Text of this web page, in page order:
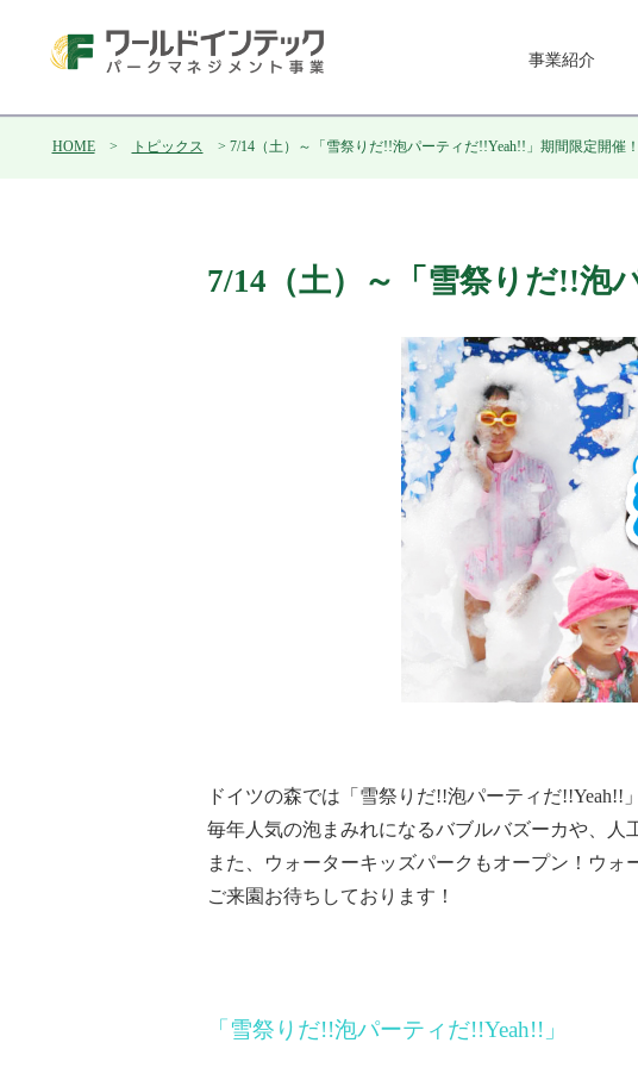
事業紹介
HOME> トピックス > 7/14（土）～「雪祭りだ!!泡パーティだ!!Yeah!!」期間限定開催！
7/14（土）～「雪祭りだ!!泡
ドイツの森では「雪祭りだ!!泡パーティだ!!Yeah!!
毎年人気の泡まみれになるバブルバズーカや、人
また、ウォーターキッズパークもオープン！ウ
ご来園お待ちしております！
「雪祭りだ!!泡パーティだ!!Yeah!!」